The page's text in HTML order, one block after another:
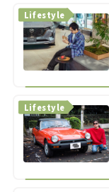
Lifestyle
Lifestyle